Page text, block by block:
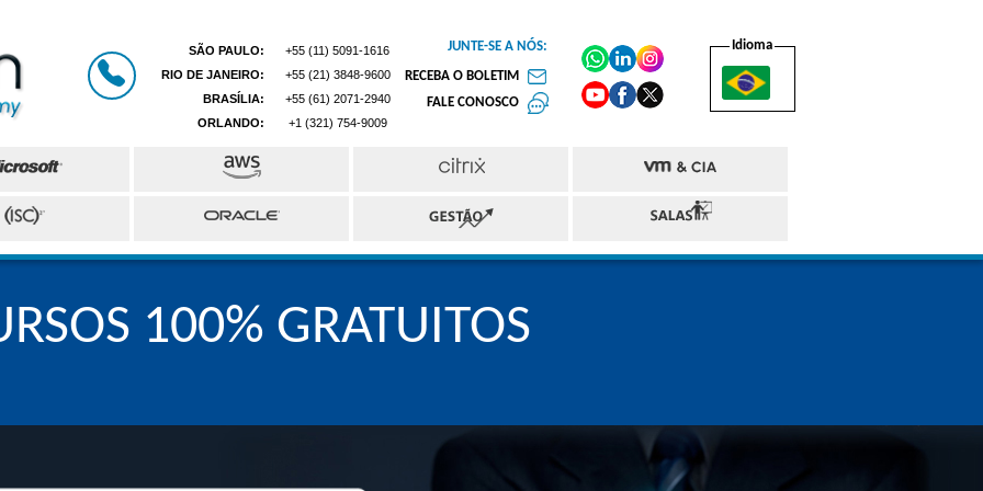
SÃO PAULO:
+55 (11) 5091-1616
RIO DE JANEIRO:
+55 (21) 3848-9600
BRASÍLIA:
+55 (61) 2071-2940
ORLANDO:
+1 (321) 754-9009
JUNTE-SE A NÓS:
RECEBA O BOLETIM
FALE CONOSCO
Idioma
100% GRATUITOS